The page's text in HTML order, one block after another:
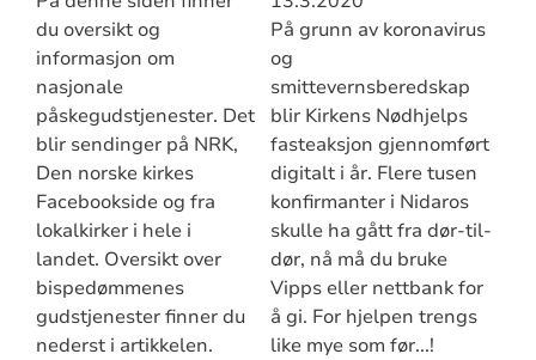
du oversikt og
informasjon om
nasjonale
påskegudstjenester. Det
blir sendinger på NRK,
Den norske kirkes
Facebookside og fra
lokalkirker i hele i
landet. Oversikt over
bispedømmenes
gudstjenester finner du
nederst i artikkelen.
På grunn av koronavirus
og
smittevernsberedskap
blir Kirkens Nødhjelps
fasteaksjon gjennomført
digitalt i år. Flere tusen
konfirmanter i Nidaros
skulle ha gått fra dør-til-
dør, nå må du bruke
Vipps eller nettbank for
å gi. For hjelpen trengs
like mye som før...!